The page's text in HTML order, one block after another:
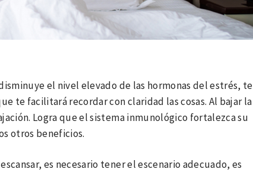
el nivel elevado de las hormonas del estrés, te
te facilitará recordar con claridad las cosas. Al bajar la
Logra que el sistema inmunológico fortalezca su
otros beneficios.
es necesario tener el escenario adecuado, es